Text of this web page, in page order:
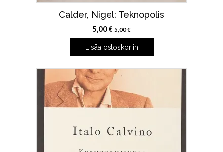
Calder, Nigel: Teknopolis
5,00€ 5,00€
Lisää ostoskoriin